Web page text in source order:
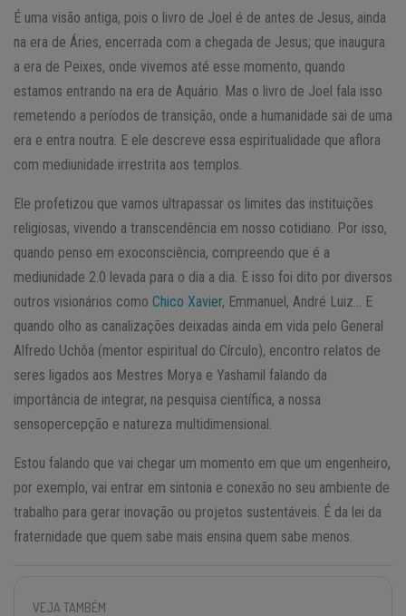
É uma visão antiga, pois o livro de Joel é de antes de Jesus, ainda
na era de Áries, encerrada com a chegada de Jesus; que inaugura
a era de Peixes, onde vivemos até esse momento, quando
estamos entrando na era de Aquário. Mas o livro de Joel fala isso
remetendo a períodos de transição, onde a humanidade sai de uma
era e entra noutra. E ele descreve essa espiritualidade que aflora
com mediunidade irrestrita aos templos.
Ele profetizou que vamos ultrapassar os limites das instituições
religiosas, vivendo a transcendência em nosso cotidiano. Por isso,
quando penso em exoconsciência, compreendo que é a
mediunidade 2.0 levada para o dia a dia. E isso foi dito por diversos
outros visionários como Chico Xavier, Emmanuel, André Luiz… E
quando olho as canalizações deixadas ainda em vida pelo General
Alfredo Uchôa (mentor espiritual do Círculo), encontro relatos de
seres ligados aos Mestres Morya e Yashamil falando da
importância de integrar, na pesquisa científica, a nossa
sensopercepção e natureza multidimensional.
Estou falando que vai chegar um momento em que um engenheiro,
por exemplo, vai entrar em sintonia e conexão no seu ambiente de
trabalho para gerar inovação ou projetos sustentáveis. É da lei da
fraternidade que quem sabe mais ensina quem sabe menos.
VEJA TAMBÉM